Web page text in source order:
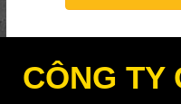
CÔNG TY